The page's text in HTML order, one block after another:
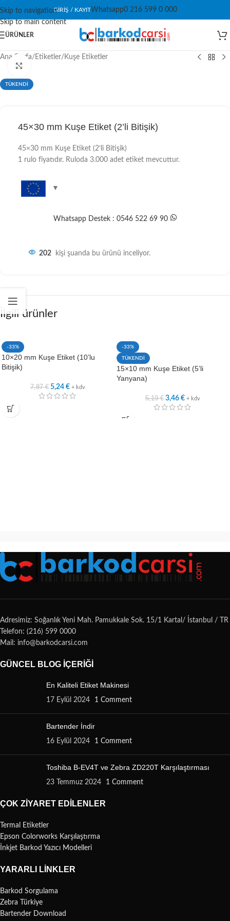
Skip to navigation
Skip to main content
GIRIŞ / KAYITWhatsapp0 216 599 0 000
ÜRÜNLER
Ana Sayfa/ Etiketler/ Kuşe Etiketler
TÜKENDİ
45×30 mm Kuşe Etiket (2’li Bitişik)
45×30 mm Kuşe Etiket (2’li Bitişik)
1 rulo fiyatıdır. Ruloda 3.000 adet etiket mevcuttur.
Whatsapp Destek : 0546 522 69 90
202 kişi şuanda bu ürünü inceliyor.
İlgili ürünler
-33%
10×20 mm Kuşe Etiket (10’lu
Bitişik)
7,87€ 5,24 € + kdv
-33%
TÜKENDİ
15×10 mm Kuşe Etiket (5’li
Yanyana)
5,19€ 3,46 € + kdv
Adresimiz: Soğanlık Yeni Mah. Pamukkale Sok. 15/1 Kartal/ İstanbul / TR
Telefon: (216) 599 0000
Mail: info@barkodcarsi.com
GÜNCEL BLOG İÇERIĞI
En Kaliteli Etiket Makinesi
17 Eylül 2024 1 Comment
Bartender İndir
16 Eylül 2024 1 Comment
Toshiba B-EV4T ve Zebra ZD220T Karşılaştırması
23 Temmuz 2024 1 Comment
ÇOK ZIYARET EDILENLER
Termal Etiketler
Epson Colorworks Karşılaştırma
İnkjet Barkod Yazıcı Modelleri
YARARLI LINKLER
Barkod Sorgulama
Zebra Türkiye
Bartender Download